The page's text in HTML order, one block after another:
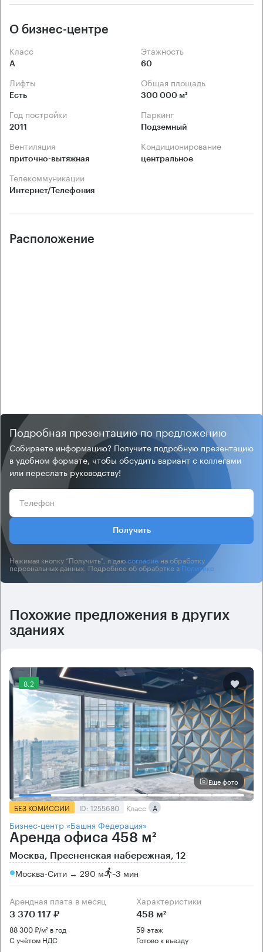
О бизнес-центре
Класс
А
Этажность
60
Лифты
Есть
Общая площадь
300 000 м²
Год постройки
2011
Паркинг
Подземный
Вентиляция
приточно-вытяжная
Кондиционирование
центральное
Телекоммуникации
Интернет/Телефония
Расположение
Подробная презентацию по предложению
Собираете информацию? Получите подробную презентацию
в удобном формате, чтобы обсудить вариант с коллегами
или переслать руководству!
Получить
Нажимая кнопку “Получить”, я даюсогласие на обработку
персональных данных. Подробнее об обработке вПолитике
Похожие предложения в других
зданиях
8.2
Еще фото
БЕЗ КОМИССИИ ID: 1255680 Класс А
Бизнес-центр «Башня Федерация»
Аренда офиса 458 м²
Москва, Пресненская набережная, 12
Москва-Сити → 290 м ~3 мин
Арендная плата в месяц
3 370 117 ₽
88 300 ₽/м² в год
С учётом НДС
Характеристики
458 м²
59 этаж
Готово к въезду